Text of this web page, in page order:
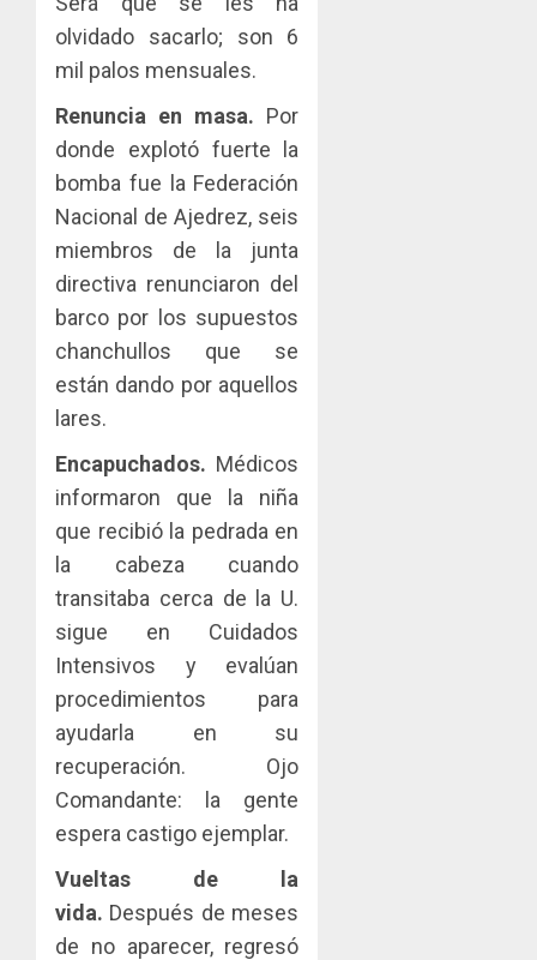
olvidado sacarlo; son 6
mil palos mensuales.
Renuncia en masa. Por
donde explotó fuerte la
bomba fue la Federación
Nacional de Ajedrez, seis
miembros de la junta
directiva renunciaron del
barco por los supuestos
chanchullos que se
están dando por aquellos
lares.
Encapuchados. Médicos
informaron que la niña
que recibió la pedrada en
la cabeza cuando
transitaba cerca de la U.
sigue en Cuidados
Intensivos y evalúan
procedimientos para
ayudarla en su
recuperación. Ojo
Comandante: la gente
espera castigo ejemplar.
Vueltas de la
vida. Después de meses
de no aparecer, regresó